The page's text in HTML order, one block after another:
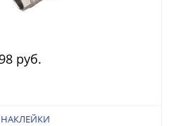
руб.
НАКЛЕЙКИ